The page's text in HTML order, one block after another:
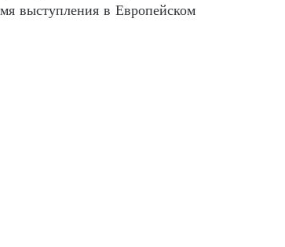
выступления в Европейском